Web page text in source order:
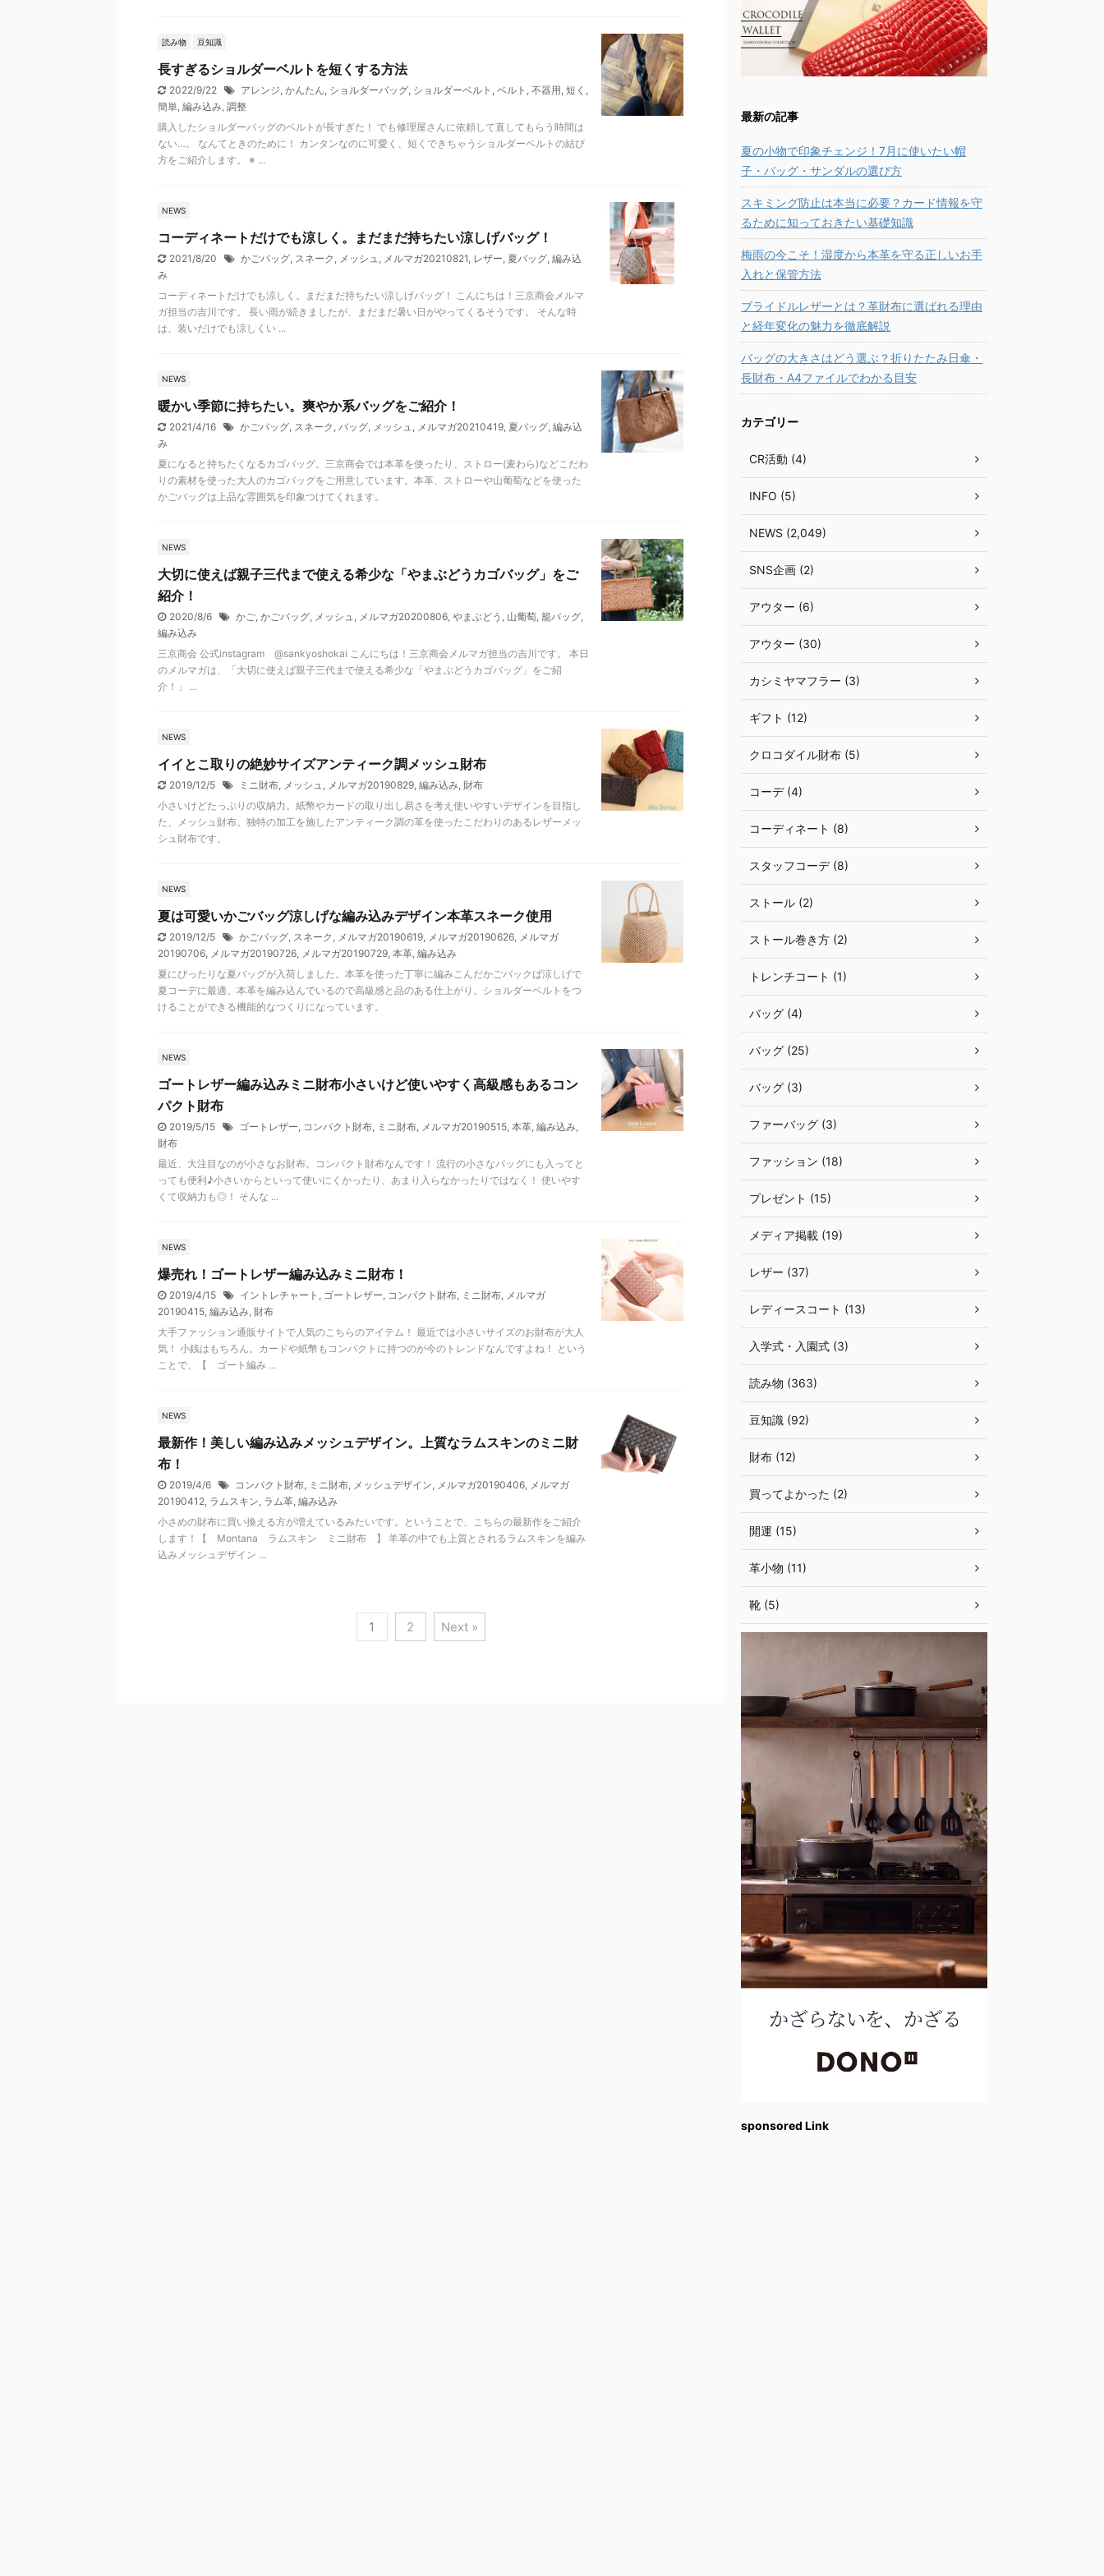
読み物 豆知識
長すぎるショルダーベルトを短くする方法
2022/9/22 アレンジ, かんたん, ショルダーバッグ, ショルダーベルト , ベルト , 不器用, 短く ,
簡単, 編み込み, 調整
購入したショルダーバッグのベルトが長すぎた！ でも修理屋さんに依頼して直してもらう時間は
ない…。 なんてときのために！ カンタンなのに可愛く、短くできちゃうショルダーベルトの結び
方をご紹介します。 ※ ...
NEWS
コーディネートだけでも涼しく。まだまだ持ちたい涼しげバッグ！
2021/8/20 かごバッグ, スネーク , メッシュ , メルマガ20210821, レザー, 夏バッグ, 編み込
み
コーディネートだけでも涼しく。まだまだ持ちたい涼しげバッグ！ こんにちは！三京商会メルマ
ガ担当の吉川です。 長い雨が続きましたが、まだまだ暑い日がやってくるそうです。 そんな時
は、装いだけでも涼しくい ...
NEWS
暖かい季節に持ちたい。爽やか系バッグをご紹介！
2021/4/16 かごバッグ, スネーク , バッグ, メッシュ , メルマガ20210419, 夏バッグ, 編み込
み
夏になると持ちたくなるカゴバッグ。三京商会では本革を使ったり、ストロー(麦わら)などこだわ
りの素材を使った大人のカゴバッグをご用意しています。本革、ストローや山葡萄などを使った
かごバッグは上品な雰囲気を印象つけてくれます。
NEWS
大切に使えば親子三代まで使える希少な「やまぶどうカゴバッグ」をご
紹介！
2020/8/6 かご, かごバッグ, メッシュ , メルマガ20200806, やまぶどう , 山葡萄, 籠バッグ,
編み込み
三京商会 公式instagram @sankyoshokai こんにちは！三京商会メルマガ担当の吉川です。 本日
のメルマガは、「大切に使えば親子三代まで使える希少な「やまぶどうカゴバッグ」をご紹
介！」 ...
NEWS
イイとこ取りの絶妙サイズアンティーク調メッシュ財布
2019/12/5 ミニ財布, メッシュ , メルマガ20190829, 編み込み, 財布
小さいけどたっぷりの収納力。紙幣やカードの取り出し易さを考え使いやすいデザインを目指し
た、メッシュ財布。独特の加工を施したアンティーク調の革を使ったこだわりのあるレザーメッ
シュ財布です。
NEWS
夏は可愛いかごバッグ涼しげな編み込みデザイン本革スネーク使用
2019/12/5 かごバッグ, スネーク , メルマガ20190619, メルマガ20190626, メルマガ
20190706, メルマガ20190726, メルマガ20190729, 本革, 編み込み
夏にぴったりな夏バッグが入荷しました。本革を使った丁寧に編みこんだかごバックば涼しげで
夏コーデに最適。本革を編み込んでいるので高級感と品のある仕上がり。ショルダーベルトをつ
けることができる機能的なつくりになっています。
NEWS
ゴートレザー編み込みミニ財布小さいけど使いやすく高級感もあるコン
パクト財布
2019/5/15 ゴートレザー, コンパクト財布, ミニ財布, メルマガ20190515, 本革, 編み込み,
財布
最近、大注目なのが小さなお財布。コンパクト財布なんです！ 流行の小さなバッグにも入ってと
っても便利♪小さいからといって使いにくかったり、あまり入らなかったりではなく！ 使いやす
くて収納力も◎！ そんな ...
NEWS
爆売れ！ゴートレザー編み込みミニ財布！
2019/4/15 イントレチャート , ゴートレザー, コンパクト財布, ミニ財布, メルマガ
20190415, 編み込み, 財布
大手ファッション通販サイトで人気のこちらのアイテム！ 最近では小さいサイズのお財布が大人
気！ 小銭はもちろん。カードや紙幣もコンパクトに持つのが今のトレンドなんですよね！ という
ことで、【 ゴート編み ...
NEWS
最新作！美しい編み込みメッシュデザイン。上質なラムスキンのミニ財
布！
2019/4/6 コンパクト財布, ミニ財布, メッシュデザイン, メルマガ20190406, メルマガ
20190412, ラムスキン, ラム革, 編み込み
小さめの財布に買い換える方が増えているみたいです。ということで、こちらの最新作をご紹介
します！【 Montana ラムスキン ミニ財布 】 羊革の中でも上質とされるラムスキンを編み
込みメッシュデザイン ...
1 2 Next »
最新の記事
夏の小物で印象チェンジ！7月に使いたい帽
子・バッグ・サンダルの選び方
スキミング防止は本当に必要？カード情報を守
るために知っておきたい基礎知識
梅雨の今こそ！湿度から本革を守る正しいお手
入れと保管方法
ブライドルレザーとは？革財布に選ばれる理由
と経年変化の魅力を徹底解説
バッグの大きさはどう選ぶ？折りたたみ日傘・
長財布・A4ファイルでわかる目安
カテゴリー
CR活動 (4)
INFO (5)
NEWS (2,049)
SNS企画 (2)
アウター (6)
アウター (30)
カシミヤマフラー (3)
ギフト (12)
クロコダイル財布 (5)
コーデ (4)
コーディネート (8)
スタッフコーデ (8)
ストール (2)
ストール巻き方 (2)
トレンチコート (1)
バッグ (4)
バッグ (25)
バッグ (3)
ファーバッグ (3)
ファッション (18)
プレゼント (15)
メディア掲載 (19)
レザー (37)
レディースコート (13)
入学式・入園式 (3)
読み物 (363)
豆知識 (92)
財布 (12)
買ってよかった (2)
開運 (15)
革小物 (11)
靴 (5)
sponsored Link